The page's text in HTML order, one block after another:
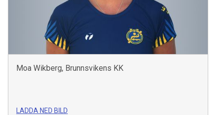
Moa Wikberg, Brunnsvikens KK
LADDA NED BILD